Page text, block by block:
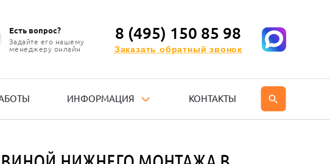
Есть вопрос?
Задайте его нашему
менеджеру онлайн
8 (495) 150 85 98
Заказать обратный звонок
ИНФОРМАЦИЯ КОНТАКТЫ